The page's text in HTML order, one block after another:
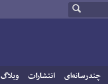
چندرسانه‌ای انتشارات وبلاگ